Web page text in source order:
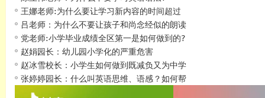
王娜老师:为什么要让学习新内容的时间超过
吕老师：为什么不要让孩子和尚念经似的朗读
党老师:小学毕业成绩全区第一是如何做到的?
赵娟园长：幼儿园小学化的严重危害
赵冰雪校长：小学生如何做到既减负又为中学
张婷婷园长：什么叫英语思维、语感？如何帮